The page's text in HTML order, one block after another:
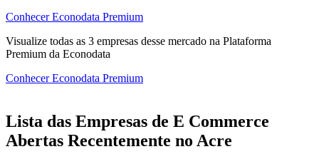
Conhecer Econodata Premium
Visualize todas as 3 empresas desse mercado na Plataforma
Premium da Econodata
Conhecer Econodata Premium
Lista das Empresas de E Commerce
Abertas Recentemente no Acre